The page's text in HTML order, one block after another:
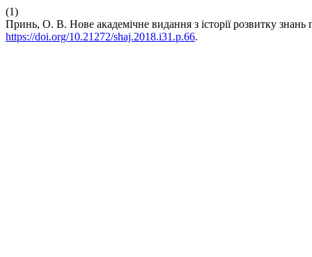
(1)
Принь, О. В. Нове академічне видання з історії розвитку
https://doi.org/10.21272/shaj.2018.i31.p.66.